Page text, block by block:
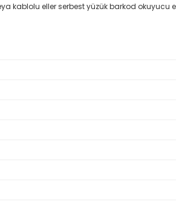
kablolu eller serbest yüzük barkod okuyucu